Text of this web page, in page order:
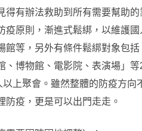
得有辦法救助到所有需要幫助
疫原則，漸進式鬆綁，以維護
館等，另外有條件鬆綁對象包
、博物館、電影院、表演場」
上聚會。雖然整體的防疫方
疫，更是可以出門走走。